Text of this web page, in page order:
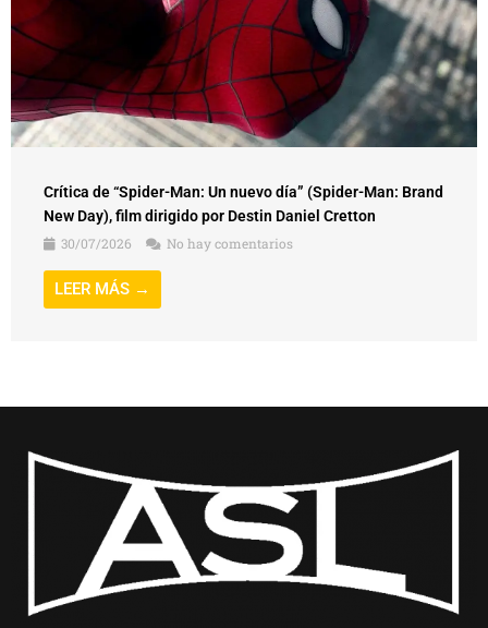
Crítica de “Spider-Man: Un nuevo día” (Spider-Man: Brand
New Day), film dirigido por Destin Daniel Cretton
30/07/2026
No hay comentarios
LEER MÁS →